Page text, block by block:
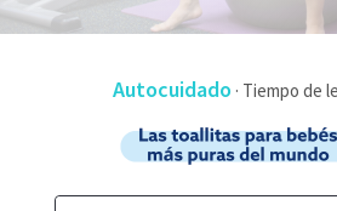
Autocuidado ·